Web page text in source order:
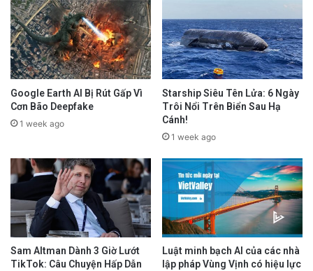
Google Earth AI Bị Rút Gấp Vì
Cơn Bão Deepfake
1 week ago
Starship Siêu Tên Lửa: 6 Ngày
Trôi Nổi Trên Biển Sau Hạ
Cánh!
1 week ago
Sam Altman Dành 3 Giờ Lướt
TikTok: Câu Chuyện Hấp Dẫn
Luật minh bạch AI của các nhà
lập pháp Vùng Vịnh có hiệu lực